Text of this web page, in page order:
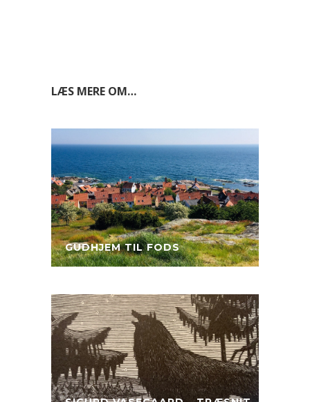
LÆS MERE OM…
GUDHJEM TIL FODS